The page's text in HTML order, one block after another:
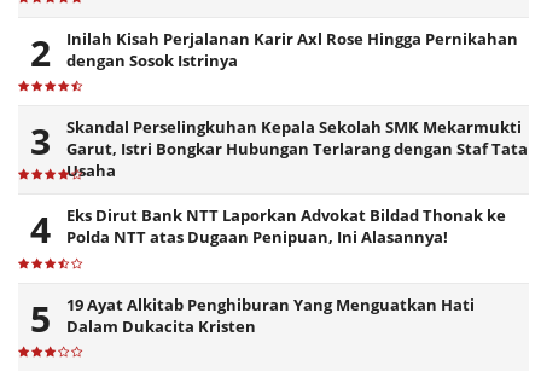
Inilah Kisah Perjalanan Karir Axl Rose Hingga Pernikahan
dengan Sosok Istrinya
Skandal Perselingkuhan Kepala Sekolah SMK Mekarmukti
Garut, Istri Bongkar Hubungan Terlarang dengan Staf Tata
Usaha
Eks Dirut Bank NTT Laporkan Advokat Bildad Thonak ke
Polda NTT atas Dugaan Penipuan, Ini Alasannya!
19 Ayat Alkitab Penghiburan Yang Menguatkan Hati
Dalam Dukacita Kristen